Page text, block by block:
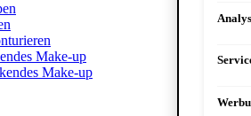
Make-up
Make-up